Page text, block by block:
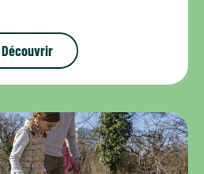
Découvrir